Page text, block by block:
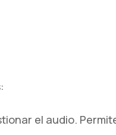
el audio.